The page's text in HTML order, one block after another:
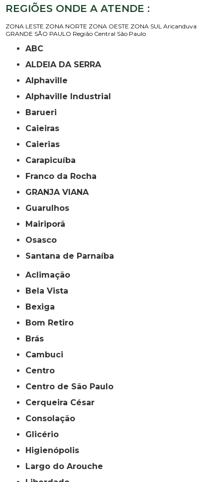
REGIÕES ONDE A ATENDE :
ZONA LESTE ZONA NORTE ZONA OESTE ZONA SUL Aricanduva
GRANDE SÃO PAULO Região Central São Paulo
ABC
ALDEIA DA SERRA
Alphaville
Alphaville Industrial
Barueri
Caieiras
Caierias
Carapicuíba
Franco da Rocha
GRANJA VIANA
Guarulhos
Mairiporã
Osasco
Santana de Parnaíba
Aclimação
Bela Vista
Bexiga
Bom Retiro
Brás
Cambuci
Centro
Centro de São Paulo
Cerqueira César
Consolação
Glicério
Higienópolis
Largo do Arouche